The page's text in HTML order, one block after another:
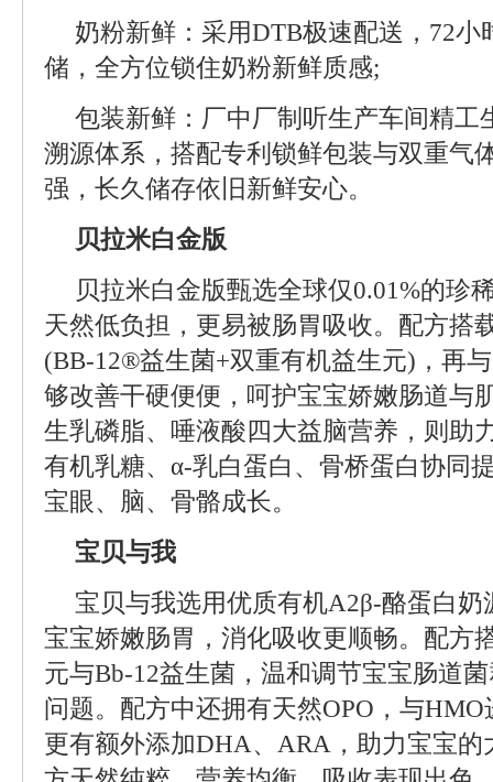
奶粉新鲜：采用DTB极速配送，72
储，全方位锁住奶粉新鲜质感;
包装新鲜：厂中厂制听生产车间精工
溯源体系，搭配专利锁鲜包装与双重气
强，长久储存依旧新鲜安心。
贝拉米白金版
贝拉米白金版甄选全球仅0.01%的珍
天然低负担，更易被肠胃吸收。配方搭
(BB-12®益生菌+双重有机益生元)，再
够改善干硬便便，呵护宝宝娇嫩肠道与
生乳磷脂、唾液酸四大益脑营养，则助
有机乳糖、α-乳白蛋白、骨桥蛋白协同
宝眼、脑、骨骼成长。
宝贝与我
宝贝与我选用优质有机A2β-酪蛋白
宝宝娇嫩肠胃，消化吸收更顺畅。配方
元与Bb-12益生菌，温和调节宝宝肠道
问题。配方中还拥有天然OPO，与
更有额外添加DHA、ARA，助力宝宝